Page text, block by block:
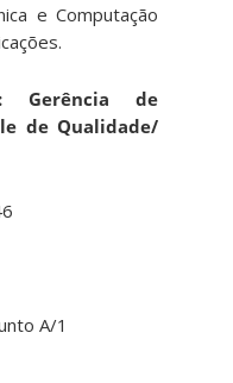
e Computação
Gerência de
de Qualidade/
A/1